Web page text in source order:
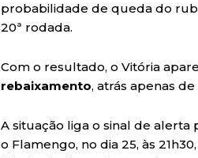
probabilidade de queda do
20ª rodada.
Com o resultado, o Vitória
rebaixamento, atrás apenas
A situação liga o sinal de
o Flamengo, no dia 25, às